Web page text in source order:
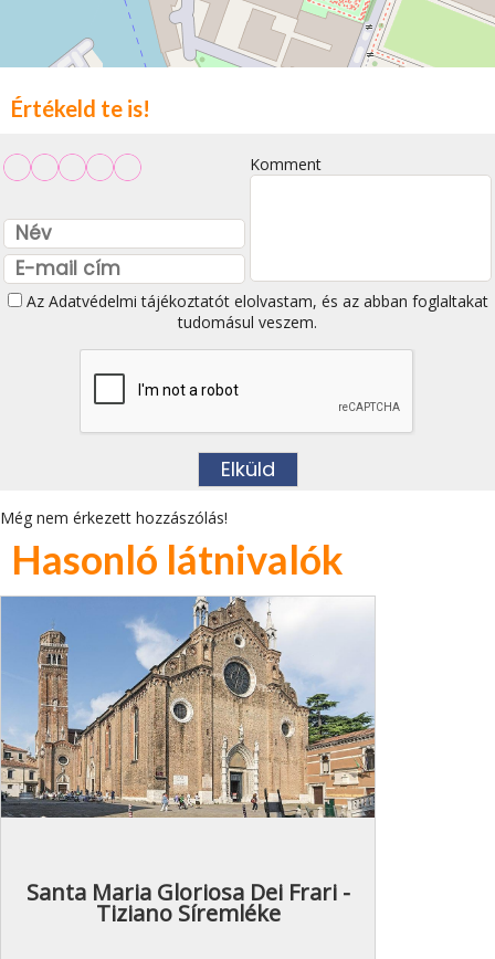
Értékeld te is!
Komment
Az Adatvédelmi tájékoztatótelolvastam, és az abban foglaltakat
tudomásul veszem.
Még nem érkezett hozzászólás!
Hasonló látnivalók
Santa Maria Gloriosa Dei Frari -
Tiziano Síremléke